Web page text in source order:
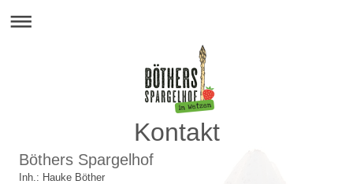
Kontakt
Böthers Spargelhof
Inh.: Hauke Böther